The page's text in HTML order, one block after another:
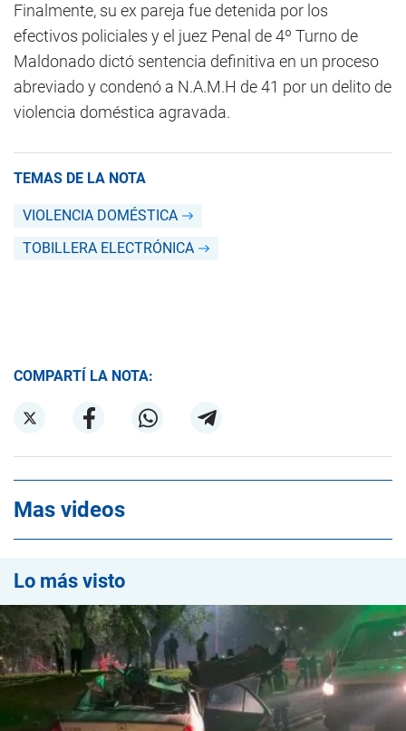
Finalmente, su ex pareja fue detenida por los
efectivos policiales y el juez Penal de 4º Turno de
Maldonado dictó sentencia definitiva en un proceso
abreviado y condenó a N.A.M.H de 41 por un delito de
violencia doméstica agravada.
TEMAS DE LA NOTA
VIOLENCIA DOMÉSTICA
TOBILLERA ELECTRÓNICA
COMPARTÍ LA NOTA:
Mas videos
Lo más visto